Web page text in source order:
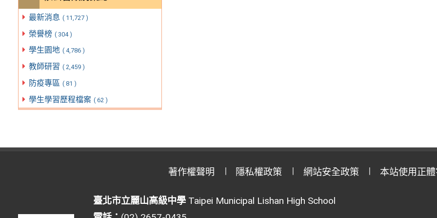
最新消息 ( 11,727 )
榮譽榜 ( 304 )
學生園地 ( 4,786 )
教師研習 ( 2,459 )
防疫專區 ( 81 )
學生學習歷程檔案 ( 62 )
著作權聲明 隱私權政策 網站安全政策 本站使用正
臺北市立麗山高級中學Taipei Municipal Lishan High School